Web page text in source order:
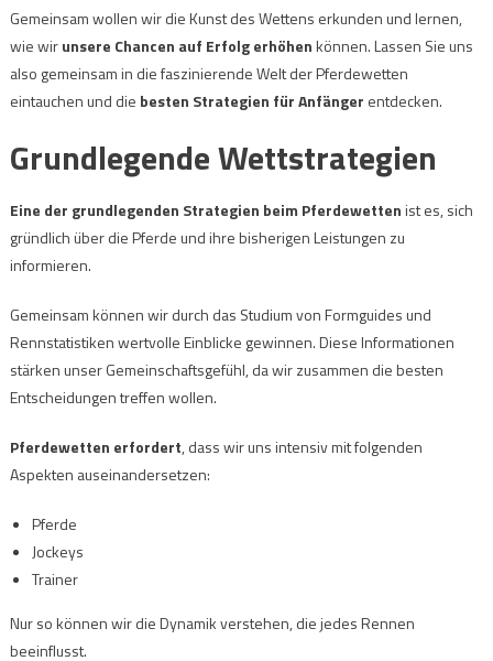
Gemeinsam wollen wir die Kunst des Wettens erkunden und lernen,
wie wirunsere Chancen auf Erfolg erhöhenkönnen. Lassen Sie uns
also gemeinsam in die faszinierende Welt der Pferdewetten
eintauchen und die besten Strategien für Anfänger entdecken.
Grundlegende Wettstrategien
Eine der grundlegenden Strategien beim Pferdewettenist es, sich
gründlich über die Pferde und ihre bisherigen Leistungen zu
informieren.
Gemeinsam können wir durch das Studium von Formguides und
Rennstatistiken wertvolle Einblicke gewinnen. Diese Informationen
stärken unser Gemeinschaftsgefühl, da wir zusammen die besten
Entscheidungen treffen wollen.
Pferdewetten erfordert, dass wir uns intensiv mit folgenden
Aspekten auseinandersetzen:
Pferde
Jockeys
Trainer
Nur so können wir die Dynamik verstehen, die jedes Rennen
beeinflusst.